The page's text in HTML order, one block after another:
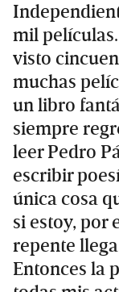
mil
visto
muchas
un libro
siempre
leer Pedro
escribir
única cosa
si estoy, por
repente
Entonces la